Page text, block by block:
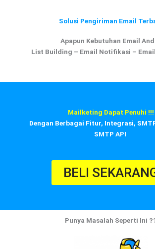
Solusi Pengiriman Email
Apapun Kebutuhan Email
List Building – Email Notifikasi –
Mailketing Dapat Penuhi !!!
Dengan Berbagai Fitur, Integrasi,
SMTP API
BELI
Punya Masalah Seperti Ini